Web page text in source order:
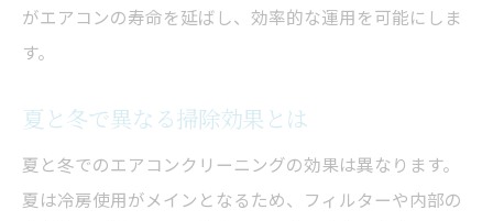
季節ごとの掃除スケジュール提案
ベストな掃除タイミングとは何か
がエアコンの寿命を延ばし、効率的な運用を可能にしま
す。
夏と冬で異なる掃除効果とは
夏と冬でのエアコンクリーニングの効果は異なります。
夏は冷房使用がメインとなるため、フィルターや内部の